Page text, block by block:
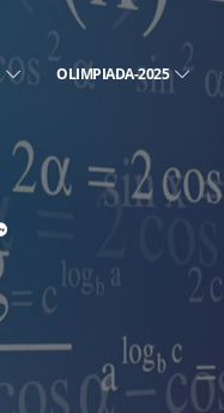
OLIMPIADA-2025